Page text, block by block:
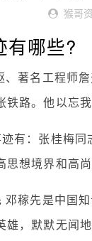
猴哥
有哪些?
、著名工程师
铁路。他以忘
有：张桂梅
思想境界和高
稼先是中国知
，默默无闻地